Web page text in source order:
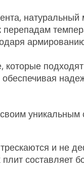
уникальным
и не
составляет